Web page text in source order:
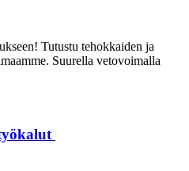
Tutustu tehokkaiden ja
Suurella vetovoimalla